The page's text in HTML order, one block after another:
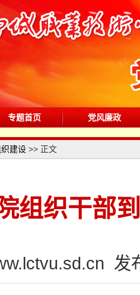
专题首页 党风廉政
建设 >> 正文
组织干部
发